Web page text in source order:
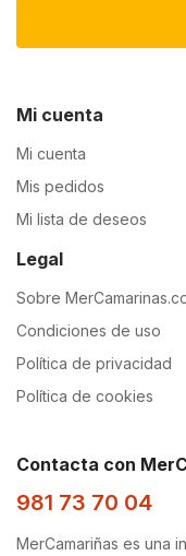
Mi cuenta
Mi cuenta
Mis pedidos
Mi lista de deseos
Legal
Sobre
Condiciones de uso
Política de privacidad
Política de cookies
Contacta con
981 73 70 04
MerCamariñas es una